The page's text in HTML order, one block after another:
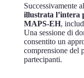
Successivamente
illustrata l’intera
MAPS-EH,
Una sessione di
consentito un
comprensione del
partecipanti.